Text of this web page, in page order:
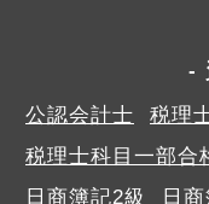
公認会計士
税理
税理士科目一部合
日商簿記2級
日